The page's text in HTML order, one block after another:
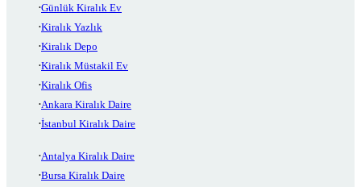
Günlük Kiralık Ev
Kiralık Yazlık
Kiralık Depo
Kiralık Müstakil Ev
Kiralık Ofis
Ankara Kiralık Daire
İstanbul Kiralık Daire
Antalya Kiralık Daire
Bursa Kiralık Daire